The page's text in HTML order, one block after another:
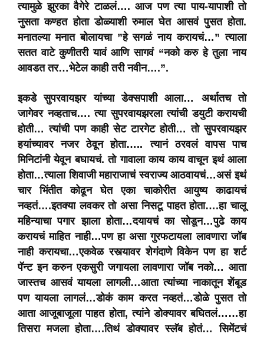
त्यामुळे झुरका वैगेरे टाळलं…. आज पण त्या पाय-यापाशी तो
नुसता कण्हत होता डोळ्याशी रुमाल घेत आसवं पुसत होता.
मनातल्या मनात बोलायचा ”हे सगळं नाय करायचं…” त्याला
सतत वाटे कुणीतरी यावं आणि सागवं “नको करु हे तुला नाय
आवडत तर…भेटेल काही तरी नवीन….”.
इकडे सुपरवायझर यांच्या डेक्सपाशी आला… अर्थातच तो
जागेवर नव्हताच…. त्या सुपरवायझरला त्यांची डयुटी करायची
होती… त्यांची पण काही सेट टारगेट होती… तो सुपरवायझर
हयांच्यावर नजर ठेवून होता….. त्यानं ठरवलं वापस पाच
मिनिटांनी येवून बघायचं. तो गावाला काय काय वाचून इथं आला
होता…त्याला शिवाजी महाराजाचं स्वराज्य आठवायचं…असं इथं
चार भिंतीत कोढून घेत एका चाकोरीत आयुष्य काढायचं
नव्हतं….इतक्या लवकर तो असा निसटू पाहत होता….हा चालू
महिन्याचा पगार झाला होता…दयायचं का सोडून…पुढे काय
करायचं माहित नाही…पण हा असा गुरफटायला लावणारा जॉब
नाही करायचा…एकवेळ रस्त्यावर शेगंदाणे विकेन पण हा शर्ट
पॅन्ट इन करुन एकसुरी जगायला लावणारा जॉब नको… आता
जास्तच आसवं यायला लागली…आता त्यांच्या नाकातून शेंबूड
पण यायला लागलं…डोकं काम करत नव्हतं…डोळे पुसत तो
आता आजूबाजूला पाहत होता, त्यांने डोक्यावर बघितलं……हा
तिसरा मजला होता….तिथं डोक्यावर स्लॅब होतं… सिमेंटचं